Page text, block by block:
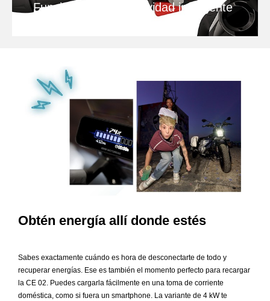
Funciones de conectividad inteligente
Obtén energía allí donde estés
Sabes exactamente cuándo es hora de desconectarte de todo y
recuperar energías. Ese es también el momento perfecto para recargar
la CE 02. Puedes cargarla fácilmente en una toma de corriente
doméstica, como si fuera un smartphone. La variante de 4 kW te